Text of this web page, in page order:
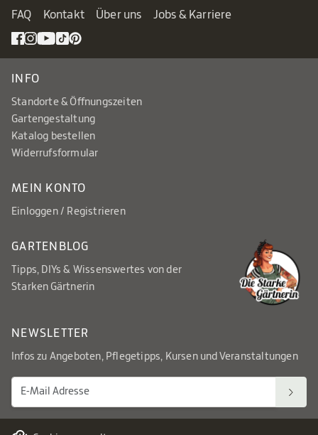
FAQ Kontakt Über uns Jobs & Karriere
INFO
Standorte & Öffnungszeiten
Gartengestaltung
Katalog bestellen
Widerrufsformular
MEIN KONTO
Einloggen / Registrieren
GARTENBLOG
Tipps, DIYs & Wissenswertes von der
Starken Gärtnerin
NEWSLETTER
Infos zu Angeboten, Pflegetipps, Kursen und Veranstaltungen